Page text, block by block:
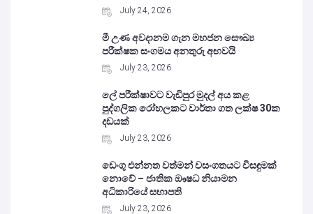
July 24, 2026
මී උණ අවදානම ගැන මහජන සෞඛ්‍ය
පරීක්ෂක සංගමය අනතුරු අඟවයි
July 23, 2026
ලේ පරීක්ෂාවට වැඩිපුර මුදල් අය කළ
පුද්ගලික රෝහලකට වාර්තා ගත ලක්ෂ 30ක
දඩයක්
July 23, 2026
ඩෙංගු එන්නත වත්මන් වසංගතයට විසඳුමක්
නොවේ – ජාතික ඖෂධ නියාමන
අධිකාරියේ සභාපති
July 23, 2026